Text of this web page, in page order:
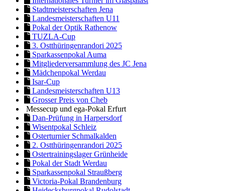
Stadtmeisterschaften Jena
Landesmeisterschaften U11
Pokal der Optik Rathenow
TUZLA-Cup
3. Ostthüringenrandori 2025
Sparkassenpokal Auma
Mitgliederversammlung des JC Jena
Mädchenpokal Werdau
Isar-Cup
Landesmeisterschaften U13
Grosser Preis von Cheb
Messecup und ega-Pokal Erfurt
Dan-Prüfung in Harpersdorf
Wisentpokal Schleiz
Osterturnier Schmalkalden
2. Ostthüringenrandori 2025
Ostertrainingslager Grünheide
Pokal der Stadt Werdau
Sparkassenpokal Straußberg
Victoria-Pokal Brandenburg